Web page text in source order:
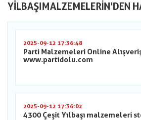
YILBAŞIMALZEMELERIN'DEN
2025-09-12 17:36:48
Parti Malzemeleri Online
www.partidolu.com
2025-09-12 17:36:02
4300 Çeşit Yılbaşı malzemeleri